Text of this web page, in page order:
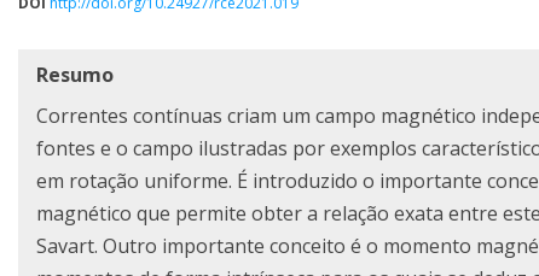
Resumo
Correntes contínuas criam um campo magnético
fontes e o campo ilustradas por exemplos
em rotação uniforme. É introduzido o importante
magnético que permite obter a relação exata entre
Savart. Outro importante conceito é o momento